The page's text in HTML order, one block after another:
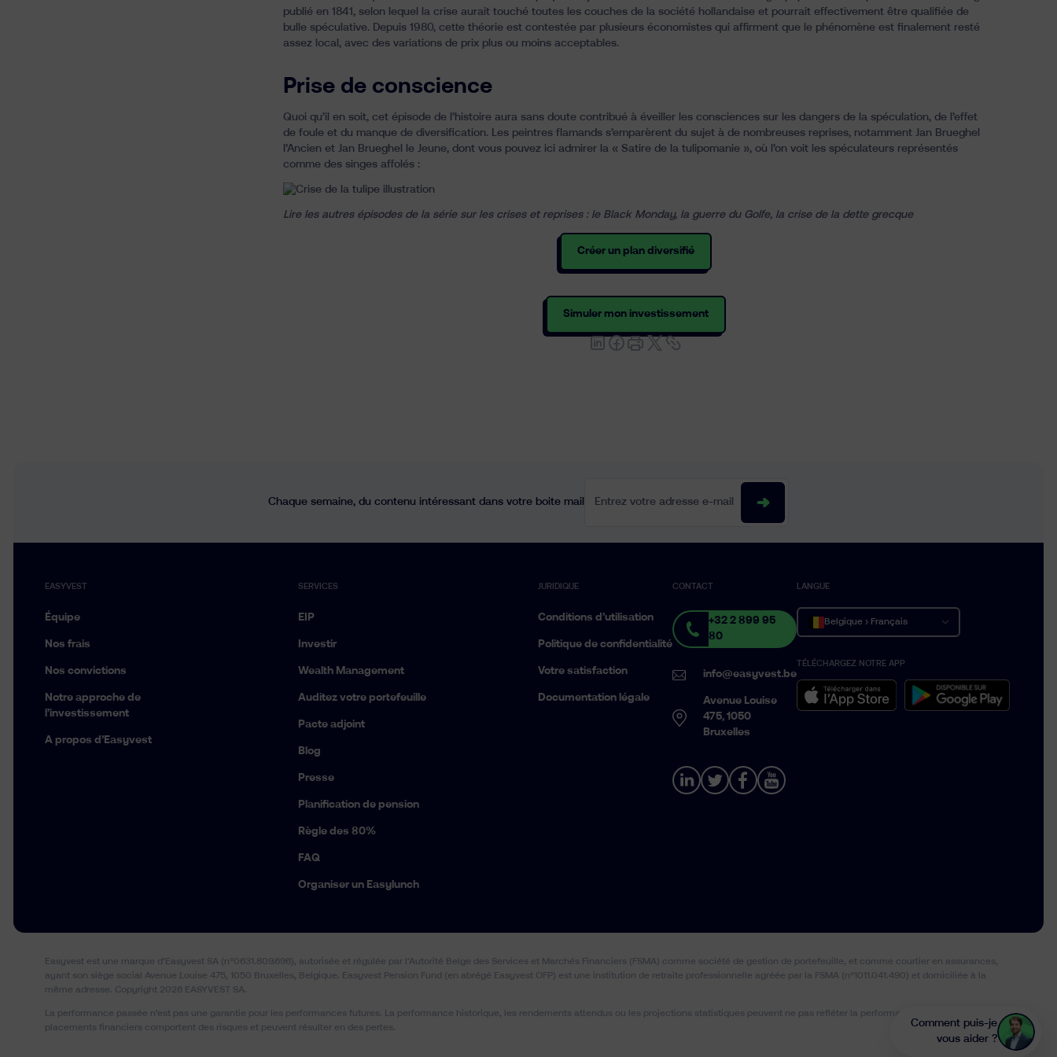
Comment puis-je
vous aider ?
publié en 1841, selon lequel la crise aurait touché toutes les couches de la société hollandaise et pourrait effectivement être qualifiée de
bulle spéculative. Depuis 1980, cette théorie est contestée par plusieurs économistes qui affirment que le phénomène est finalement resté
assez local, avec des variations de prix plus ou moins acceptables.
Prise de conscience
Quoi qu’il en soit, cet épisode de l’histoire aura sans doute contribué à éveiller les consciences sur les dangers de la spéculation, de l’effet
de foule et du manque de diversification. Les peintres flamands s’emparèrent du sujet à de nombreuses reprises, notamment Jan Brueghel
l’Ancien et Jan Brueghel le Jeune, dont vous pouvez ici admirer la « Satire de la tulipomanie », où l’on voit les spéculateurs représentés
comme des singes affolés :
Lire les autres épisodes de la série sur les crises et reprises : le Black Monday, la guerre du Golfe, la crise de la dette grecque
Créer un plan diversifié
Simuler mon investissement
Chaque semaine, du contenu intéressant dans votre boite mail
EASYVEST
Équipe
Nos frais
Nos convictions
Notre approche de
l’investissement
A propos d’Easyvest
SERVICES
EIP
Investir
Wealth Management
Auditez votre portefeuille
Pacte adjoint
Blog
Presse
Planification de pension
Règle des 80%
FAQ
Organiser un Easylunch
JURIDIQUE
Conditions d’utilisation
Politique de confidentialité
Votre satisfaction
Documentation légale
CONTACT
+32 2 899 95
80
info@easyvest.be
Avenue Louise
475, 1050
Bruxelles
LANGUE
Belgique › Français
België › Nederlands
Belgium › English
TÉLÉCHARGEZ NOTRE APP
Easyvest est une marque d’Easyvest SA (n°0631.809.696), autorisée et régulée par l’Autorité Belge des Services et Marchés Financiers (FSMA) comme société de gestion de portefeuille, et comme courtier en assurances,
ayant son siège social Avenue Louise 475, 1050 Bruxelles, Belgique. Easyvest Pension Fund (en abrégé Easyvest OFP) est une institution de retraite professionnelle agréée par la FSMA (n°1011.041.490) et domiciliée à la
même adresse. Copyright 2026 EASYVEST SA.
La performance passée n’est pas une garantie pour les performances futures. La performance historique, les rendements attendus ou les projections statistiques peuvent ne pas refléter la performance future réelle. Tous
placements financiers comportent des risques et peuvent résulter en des pertes.